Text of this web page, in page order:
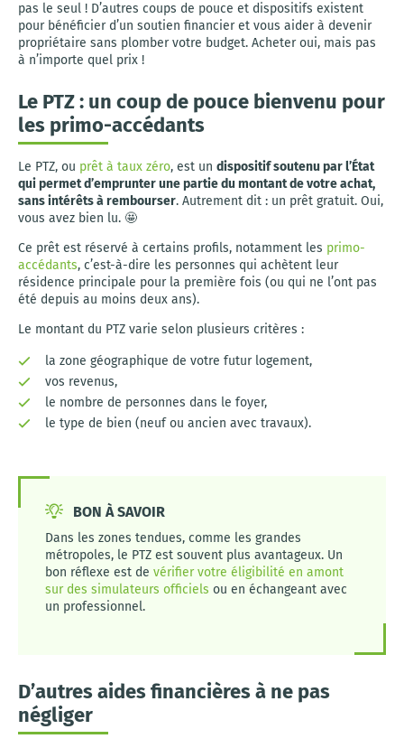
pas le seul ! D’autres coups de pouce et dispositifs existent
pour bénéficier d’un soutien financier et vous aider à devenir
propriétaire sans plomber votre budget. Acheter oui, mais pas
à n’importe quel prix !
Le PTZ : un coup de pouce bienvenu pour
les primo-accédants
Le PTZ, ou prêt à taux zéro, est un dispositif soutenu par l’État
qui permet d’emprunter une partie du montant de votre achat,
sans intérêts à rembourser. Autrement dit : un prêt gratuit. Oui,
vous avez bien lu. 🤩
Ce prêt est réservé à certains profils, notamment les primo-
accédants, c’est-à-dire les personnes qui achètent leur
résidence principale pour la première fois (ou qui ne l’ont pas
été depuis au moins deux ans).
Le montant du PTZ varie selon plusieurs critères :
la zone géographique de votre futur logement,
vos revenus,
le nombre de personnes dans le foyer,
le type de bien (neuf ou ancien avec travaux).
BON À SAVOIR
Dans les zones tendues, comme les grandes
métropoles, le PTZ est souvent plus avantageux. Un
bon réflexe est de vérifier votre éligibilité en amont
sur des simulateurs officiels ou en échangeant avec
un professionnel.
D’autres aides financières à ne pas
négliger